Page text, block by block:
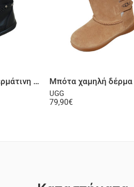
Μπότα χαμηλή δερμάτινη μαύρη
UGG
79,90€